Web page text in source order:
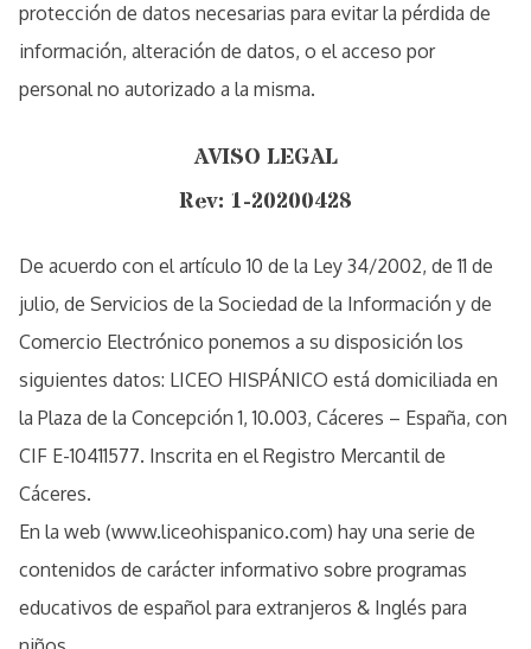
protección de datos necesarias para evitar la pérdida de
información, alteración de datos, o el acceso por
personal no autorizado a la misma.
AVISO LEGAL
Rev: 1-20200428
De acuerdo con el artículo 10 de la Ley 34/2002, de 11 de
julio, de Servicios de la Sociedad de la Información y de
Comercio Electrónico ponemos a su disposición los
siguientes datos: LICEO HISPÁNICO está domiciliada en
la Plaza de la Concepción 1, 10.003, Cáceres – España, con
CIF E-10411577. Inscrita en el Registro Mercantil de
Cáceres.
En la web (www.liceohispanico.com) hay una serie de
contenidos de carácter informativo sobre programas
educativos de español para extranjeros & Inglés para